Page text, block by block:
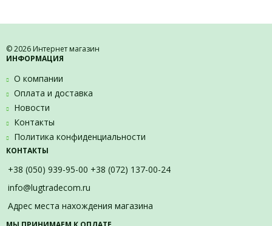
© 2026 Интернет магазин
ИНФОРМАЦИЯ
О компании
Оплата и доставка
Новости
Контакты
Политика конфиденциальности
КОНТАКТЫ
+38 (050) 939-95-00 +38 (072) 137-00-24
info@lugtradecom.ru
Адрес места нахождения магазина